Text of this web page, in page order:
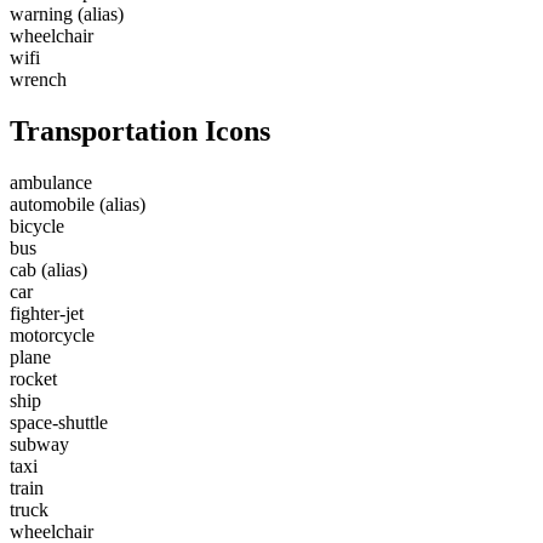
warning (alias)
wheelchair
wifi
wrench
Transportation Icons
ambulance
automobile (alias)
bicycle
bus
cab (alias)
car
fighter-jet
motorcycle
plane
rocket
ship
space-shuttle
subway
taxi
train
truck
wheelchair